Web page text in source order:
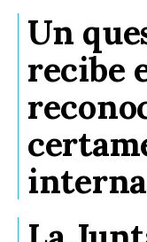
Un
recibe